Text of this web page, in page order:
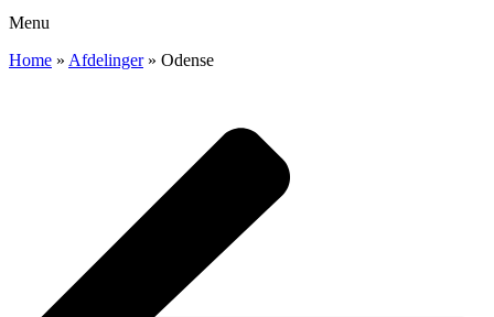
Menu
Home » Afdelinger» Odense